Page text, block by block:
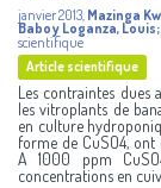
janvier 2013, Mazinga
Baboy Loganza, Louis;
scientifique
Article scientifique
Les contraintes dues
les vitroplants de
en culture
forme de CuSO4,
A 1000 ppm
concentrations en